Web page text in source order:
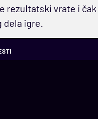
rezultatski vrate i
dela igre.